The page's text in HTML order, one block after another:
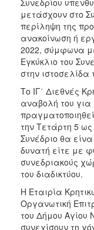
2011
ΠΟΛΙΤΙΣΜΟΣ
ΑΝΘΕΚΤΙΚΗ
ΠΟΛΗ
μετάσχουν στο
περίληψη της
ανακοίνωση ή
2022, σύμφωνα
Εγκύκλιο του
στην ιστοσελίδα
Το ΙΓ΄ Διεθνές
αναβολή του
την Τετάρτη 5
Συνέδριο θα
δυνατή είτε με
συνεδριακούς
του διαδικτύου.
Η Εταιρία
Οργανωτική
του Δήμου Αγίου
συνεχίσουν τη